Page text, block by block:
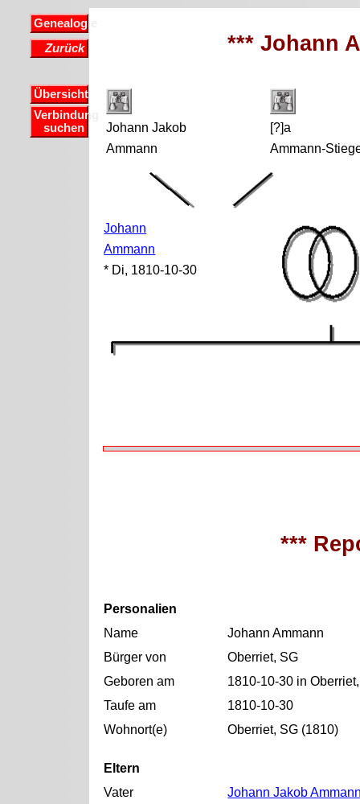
Genealogie
Zurück
Übersicht
Verbindung
suchen
*** Johann
Johann Jakob
Ammann
[?]a
Ammann-
Johann
Ammann
* Di, 1810-10-30
***
Personalien
Name
Johann Ammann
Bürger von
Oberriet, SG
Geboren am
1810-10-30 in
Taufe am
1810-10-30
Wohnort(e)
Oberriet, SG (1810)
Eltern
Vater
Johann Jakob